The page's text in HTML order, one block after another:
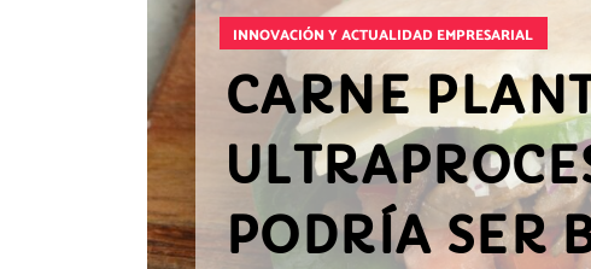
INNOVACIÓN Y ACTUALIDAD EMPRESARIAL
CARNE
PODRÍA SER